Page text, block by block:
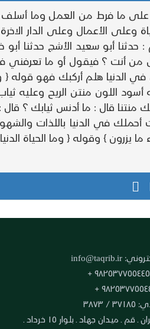
على ما فرط من العمل وما
وعلى الأعمال وعلى الدار
أبو سعيد الأشج حدثنا
من أنت ؟ فيقول أو ما تعرفني
في الدنيا هلم أركبك فهو
اللون منتن الريح وعليه
قال : ما أدنس ثيابك ؟
في الدنيا باللذات
} وقوله { وما الحياة
info@taqrib.ir
/ ٣٨٧٣
العنوان: ايران ـ قم ـ ميدان جهاد ـ بلوار ١٥ خرداد ـ